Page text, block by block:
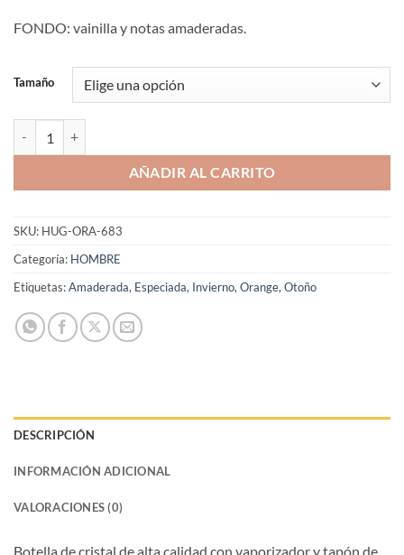
FONDO: vainilla y notas amaderadas.
Tamaño
AÑADIR AL CARRITO
SKU: HUG-ORA-683
Categoría: HOMBRE
Etiquetas:Amaderada, Especiada, Invierno, Orange, Otoño
DESCRIPCIÓN
INFORMACIÓN ADICIONAL
VALORACIONES (0)
Botella de cristal de alta calidad con vaporizador y tapón de